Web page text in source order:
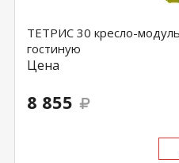
ТЕТРИС 30 кресло-
гостиную
Цена
8 855